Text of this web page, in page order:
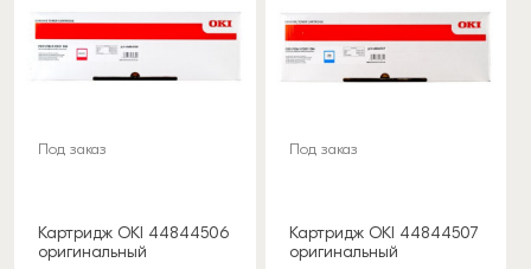
Под заказ
Картридж OKI 44844506
оригинальный
Под заказ
Картридж OKI 44844507
оригинальный